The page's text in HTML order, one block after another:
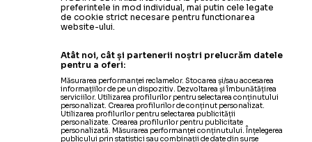
CRISTIAN GEAMBAȘU Campioanaunei mari
umanități
SAMUILĂ
Noua ordine mondială
Citește mai mult
GEAMBAȘU
Ultima impresie.Contează?
Citește mai mult
preferintele in mod individual, mai putin cele legate
de cookie strict necesare pentru functionarea
website-ului.
Atât noi, cât și partenerii noștri prelucrăm datele
pentru a oferi:
Măsurarea performanței reclamelor. Stocarea și/sau accesarea
informațiilor de pe un dispozitiv. Dezvoltarea și îmbunătățirea
serviciilor. Utilizarea profilurilor pentru selectarea conținutului
personalizat. Crearea profilurilor de conținut personalizat.
Utilizarea profilurilor pentru selectarea publicității
personalizate. Crearea profilurilor pentru publicitate
personalizată. Măsurarea performanței conținutului. Înțelegerea
publicului prin statistici sau combinații de date din surse